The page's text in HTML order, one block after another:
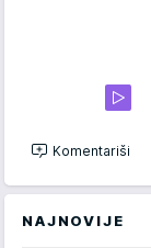
Komentariši
NAJNOVIJE